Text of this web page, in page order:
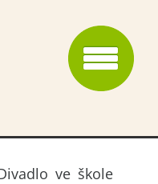
ve škole